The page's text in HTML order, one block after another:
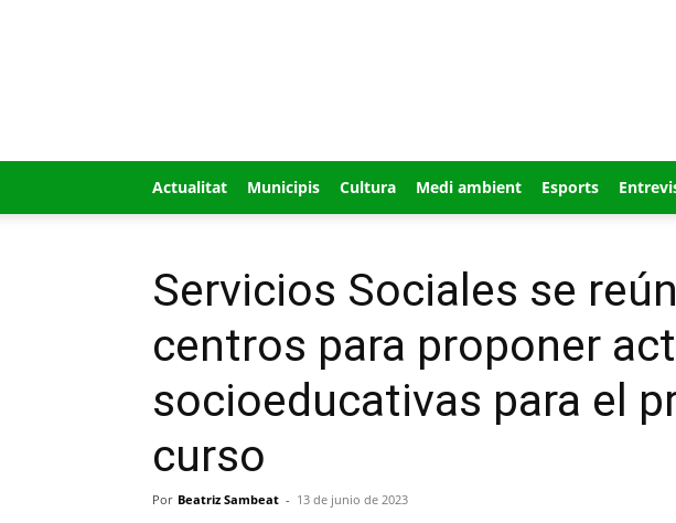
Actualitat Municipis Cultura Medi ambient Esports
Servicios Sociales se
centros para proponer
socioeducativas para el
curso
Por Beatriz Sambeat - 13 de junio de 2023